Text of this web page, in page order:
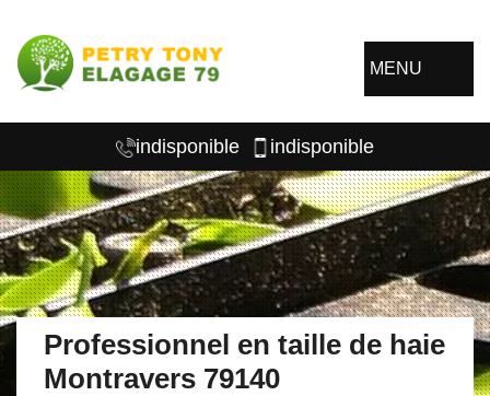
MENU
indisponible indisponible
Professionnel en taille de haie
Montravers 79140